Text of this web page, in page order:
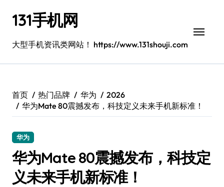
131手机网
大型手机资讯类网站！ https://www.131shouji.com
首页 热门品牌 华为
2026
华为Mate 80震撼发布，科技定义未来手机新标准！
华为
华为Mate 80震撼发布，科技定
义未来手机新标准！